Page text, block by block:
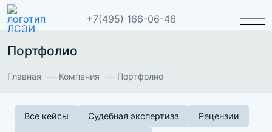
+7(495) 166-06-46
Портфолио
Главная Компания Портфолио
Все кейсы Судебная экспертиза Рецензии